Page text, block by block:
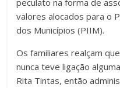
peculato na forma de
valores alocados para o
dos Municípios (PIIM).
Os familiares realçam
nunca teve ligação
Rita Tintas, então